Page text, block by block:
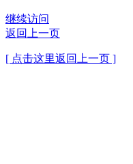
继续访问
返回上一页
[ 点击这里返回上一页 ]